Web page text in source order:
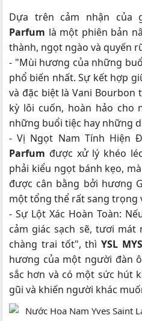
Dựa trên cảm nhận của
Parfum là một phiên bản
thành, ngọt ngào và quyến
- "Mùi hương của những
phổ biến nhất. Sự kết hợp
và đặc biệt là Vani
kỳ lôi cuốn, hoàn hảo cho
những buổi tiệc hay những
- Vị Ngọt Nam Tính Hiện
Parfum được xử lý khéo
phải kiểu ngọt bánh kẹo,
được cân bằng bởi hương
một tổng thể rất sang trọng
- Sự Lột Xác Hoàn Toàn:
cảm giác sạch sẽ, tươi
chàng trai tốt", thìYSL
hương của một người đàn
sắc hơn và có một sức hút
gũi và khiến người khác